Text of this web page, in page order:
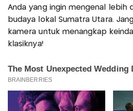
Anda yang ingin mengenal lebih
budaya lokal Sumatra Utara.
kamera untuk menangkap
klasiknya!